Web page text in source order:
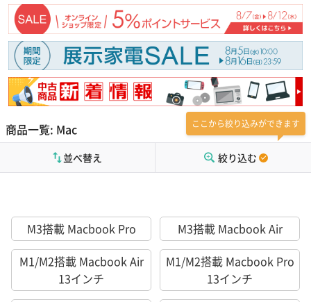
商品一覧: Mac ここから絞り込みができます
絞り込む
並べ替え
M3搭載 Macbook Pro
M3搭載 Macbook Air
M1/M2搭載 Macbook Air
13インチ
M1/M2搭載 Macbook Pro
13インチ